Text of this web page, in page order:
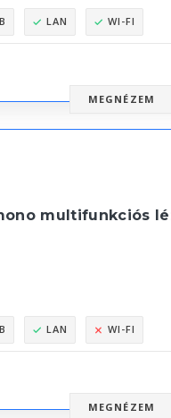
LAN WI-FI
MEGNÉZEM
mono multifunkciós
LAN WI-FI
MEGNÉZEM